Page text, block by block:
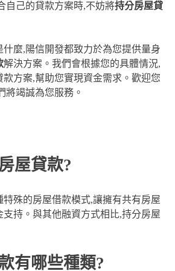
自己的貸款方案時,不妨將持分房屋貸
麼,陽信開發都致力於為您提供量身
解決方案。我們會根據您的具體情況,
方案,幫助您實現資金需求。歡迎您
將竭誠為您服務。
屋貸款?
殊的房屋借款模式,讓擁有共有房屋
支持。與其他融資方式相比,持分房屋
有哪些種類?